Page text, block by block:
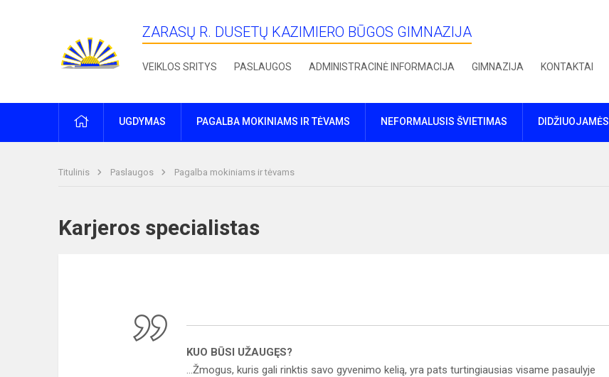
ZARASŲ R. DUSETŲ KAZIMIERO BŪGOS GIMNAZIJA
VEIKLOS SRITYS PASLAUGOS ADMINISTRACINĖ INFORMACIJA GIMNAZIJA KONTAKTAI
PRADŽIAUGDYMAS PAGALBA MOKINIAMS IR TĖVAMS NEFORMALUSIS ŠVIETIMAS DIDŽIUOJAMĖS
Titulinis Paslaugos Pagalba mokiniams ir tėvams
Karjeros specialistas
KUO BŪSI UŽAUGĘS?
...Žmogus, kuris gali rinktis savo gyvenimo kelią, yra pats turtingiausias visame pasaulyje